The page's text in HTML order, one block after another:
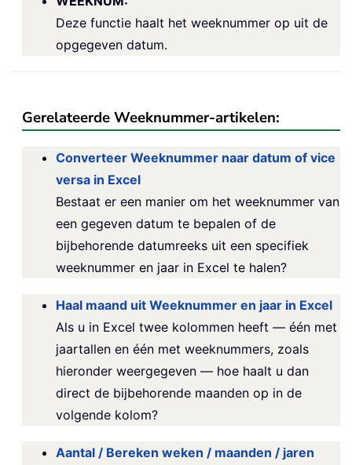
Deze functie haalt het weeknummer op uit de
opgegeven datum.
Gerelateerde Weeknummer-artikelen:
Converteer Weeknummer naar datum of vice
versa in Excel
Bestaat er een manier om het weeknummer van
een gegeven datum te bepalen of de
bijbehorende datumreeks uit een specifiek
weeknummer en jaar in Excel te halen?
Haal maand uit Weeknummer en jaar in Excel
Als u in Excel twee kolommen heeft — één met
jaartallen en één met weeknummers, zoals
hieronder weergegeven — hoe haalt u dan
direct de bijbehorende maanden op in de
volgende kolom?
Aantal / Bereken weken / maanden / jaren